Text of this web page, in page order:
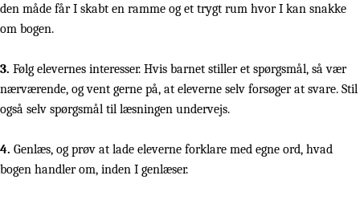
den måde får I skabt en ramme og et trygt rum hvor I kan snakke
om bogen.
3. Følg elevernes interesser. Hvis barnet stiller et spørgsmål, så vær
nærværende, og vent gerne på, at eleverne selv forsøger at svare. Stil
også selv spørgsmål til læsningen undervejs.
4. Genlæs, og prøv at lade eleverne forklare med egne ord, hvad
bogen handler om, inden I genlæser.